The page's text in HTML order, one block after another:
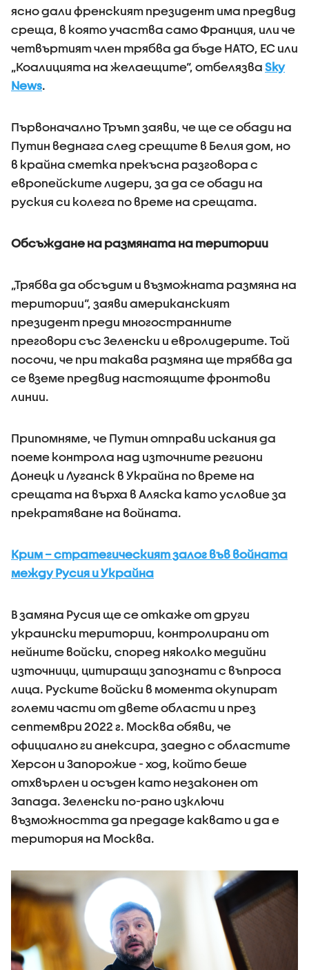
ясно дали френският президент има предвид
среща, в която участва само Франция, или че
четвъртият член трябва да бъде НАТО, ЕС или
„Коалицията на желаещите“, отбелязва Sky
News.
Първоначално Тръмп заяви, че ще се обади на
Путин веднага след срещите в Белия дом, но
в крайна сметка прекъсна разговора с
европейските лидери, за да се обади на
руския си колега по време на срещата.
Обсъждане на размяната на територии
„Трябва да обсъдим и възможната размяна на
територии“, заяви американският
президент преди многостранните
преговори със Зеленски и евролидерите. Той
посочи, че при такава размяна ще трябва да
се вземе предвид настоящите фронтови
линии.
Припомняме, че Путин отправи искания да
поеме контрола над източните региони
Донецк и Луганск в Украйна по време на
срещата на върха в Аляска като условие за
прекратяване на войната.
Крим – стратегическият залoг във войната
между Русия и Украйна
В замяна Русия ще се откаже от други
украински територии, контролирани от
нейните войски, според няколко медийни
източници, цитиращи запознати с въпроса
лица. Руските войски в момента окупират
големи части от двете области и през
септември 2022 г. Москва обяви, че
официално ги анексира, заедно с областите
Херсон и Запорожие - ход, който беше
отхвърлен и осъден като незаконен от
Запада. Зеленски по-рано изключи
възможността да предаде каквато и да е
територия на Москва.